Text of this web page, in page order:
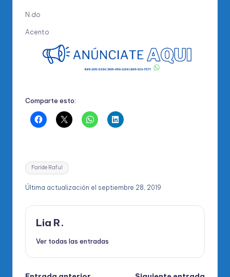
N.do
Acento
Comparte esto:
Etiquetas:
Faride Raful
Última actualización el septiembre 28, 2019
Lia R.
Ver todas las entradas